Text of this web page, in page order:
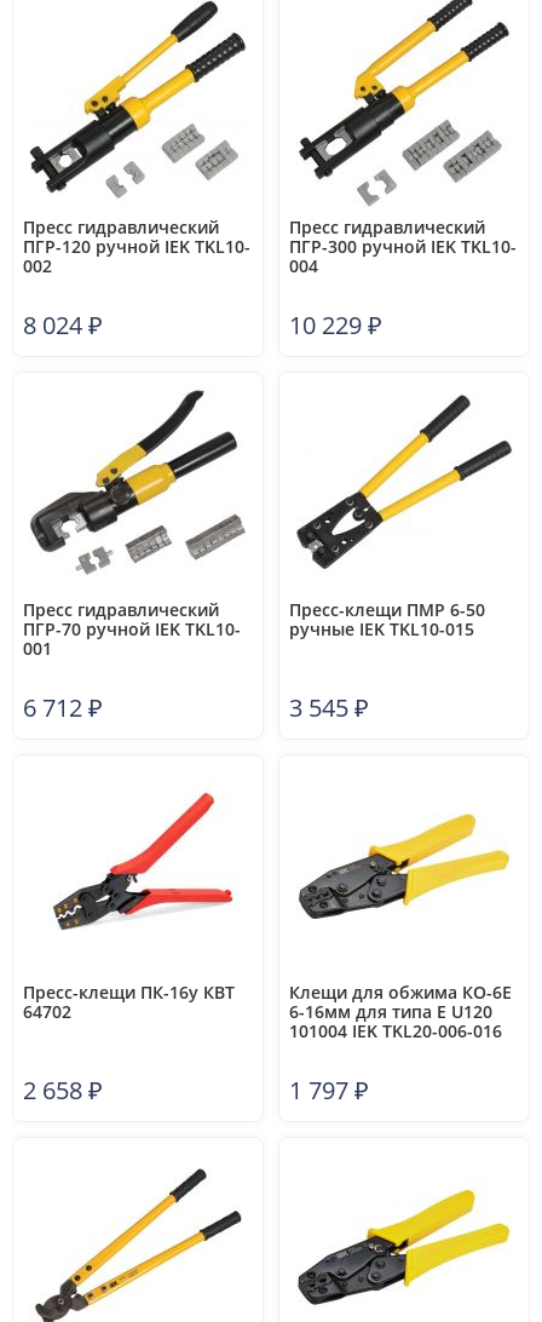
Пресс гидравлический
ПГР-120 ручной IEK TKL10-
002
8 024₽
Пресс гидравлический
ПГР-300 ручной IEK TKL10-
004
10 229₽
Пресс гидравлический
ПГР-70 ручной IEK TKL10-
001
6 712₽
Пресс-клещи ПМР 6-50
ручные IEK TKL10-015
3 545₽
Пресс-клещи ПК-16у КВТ
64702
2 658₽
Клещи для обжима КО-6Е
6-16мм для типа Е U120
101004 IEK TKL20-006-016
1 797₽